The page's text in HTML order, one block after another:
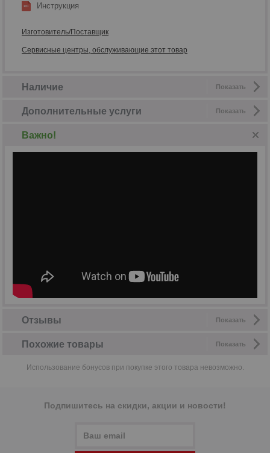
Инструкция
Изготовитель/Поставщик
Сервисные центры, обслуживающие этот товар
Показать
Наличие
Показать
Дополнительные услуги
Важно!
Показать
Отзывы
Показать
Похожие товары
Использование бонусов при покупке этого товара невозможно.
Подпишитесь на скидки, акции и новости!